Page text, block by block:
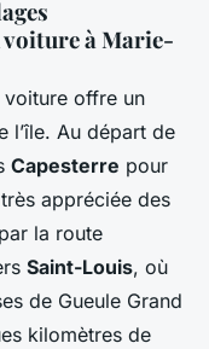
voiture à Marie-
voiture offre un
l’île. Au départ de
Capesterre pour
appréciée des
la route
Saint-Louis, où
de Gueule Grand
kilomètres de